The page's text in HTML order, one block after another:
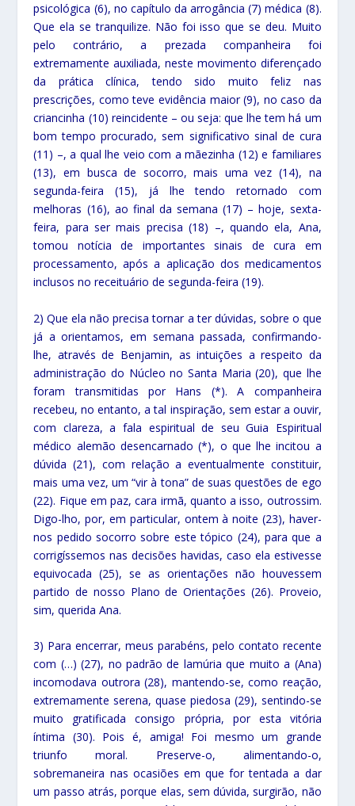
psicológica (6), no capítulo da arrogância (7) médica (8).
Que ela se tranquilize. Não foi isso que se deu. Muito
pelo contrário, a prezada companheira foi
extremamente auxiliada, neste movimento diferençado
da prática clínica, tendo sido muito feliz nas
prescrições, como teve evidência maior (9), no caso da
criancinha (10) reincidente – ou seja: que lhe tem há um
bom tempo procurado, sem significativo sinal de cura
(11) –, a qual lhe veio com a mãezinha (12) e familiares
(13), em busca de socorro, mais uma vez (14), na
segunda-feira (15), já lhe tendo retornado com
melhoras (16), ao final da semana (17) – hoje, sexta-
feira, para ser mais precisa (18) –, quando ela, Ana,
tomou notícia de importantes sinais de cura em
processamento, após a aplicação dos medicamentos
inclusos no receituário de segunda-feira (19).
2) Que ela não precisa tornar a ter dúvidas, sobre o que
já a orientamos, em semana passada, confirmando-
lhe, através de Benjamin, as intuições a respeito da
administração do Núcleo no Santa Maria (20), que lhe
foram transmitidas por Hans (*). A companheira
recebeu, no entanto, a tal inspiração, sem estar a ouvir,
com clareza, a fala espiritual de seu Guia Espiritual
médico alemão desencarnado (*), o que lhe incitou a
dúvida (21), com relação a eventualmente constituir,
mais uma vez, um “vir à tona” de suas questões de ego
(22). Fique em paz, cara irmã, quanto a isso, outrossim.
Digo-lho, por, em particular, ontem à noite (23), haver-
nos pedido socorro sobre este tópico (24), para que a
corrigíssemos nas decisões havidas, caso ela estivesse
equivocada (25), se as orientações não houvessem
partido de nosso Plano de Orientações (26). Proveio,
sim, querida Ana.
3) Para encerrar, meus parabéns, pelo contato recente
com (…) (27), no padrão de lamúria que muito a (Ana)
incomodava outrora (28), mantendo-se, como reação,
extremamente serena, quase piedosa (29), sentindo-se
muito gratificada consigo própria, por esta vitória
íntima (30). Pois é, amiga! Foi mesmo um grande
triunfo moral. Preserve-o, alimentando-o,
sobremaneira nas ocasiões em que for tentada a dar
um passo atrás, porque elas, sem dúvida, surgirão, não